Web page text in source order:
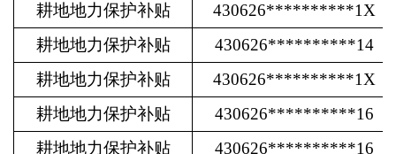
耕地地力保护补贴
430626**********1X
耕地地力保护补贴
430626**********14
耕地地力保护补贴
430626**********1X
耕地地力保护补贴
430626**********16
耕地地力保护补贴
430626**********16